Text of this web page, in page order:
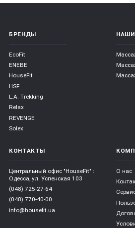
БРЕНДЫ
EcoFit
ENEBE
HouseFit
HSF
L.A. Trekking
Relax
REVENGE
Solex
КОНТАКТЫ
Центральный офис "HouseFit" :
Одесса, ул. Успенская 103
(048) 725-27-64
(048) 770-40-00
info@housefit.ua
О нас